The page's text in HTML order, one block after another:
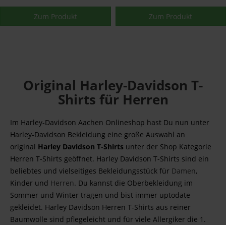
Zum Produkt Zum Produkt
Original Harley-Davidson T-
Shirts für Herren
Im Harley-Davidson Aachen Onlineshop hast Du nun unter
Harley-Davidson Bekleidung eine große Auswahl an
original Harley Davidson T-Shirts unter der Shop Kategorie
Herren T-Shirts geöffnet. Harley Davidson T-Shirts sind ein
beliebtes und vielseitiges Bekleidungsstück für Damen,
Kinder und Herren. Du kannst die Oberbekleidung im
Sommer und Winter tragen und bist immer uptodate
gekleidet. Harley Davidson Herren T-Shirts aus reiner
Baumwolle sind pflegeleicht und für viele Allergiker die 1.